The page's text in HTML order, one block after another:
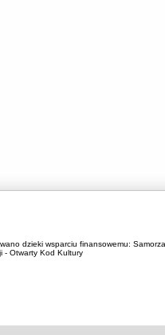
dzieki wsparciu finansowemu:
- Otwarty Kod Kultury